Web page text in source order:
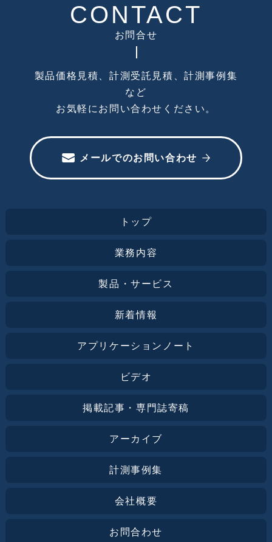
CONTACT
お問合せ
製品価格見積、計測受託見積、計測事例集
など
お気軽にお問い合わせください。
メールでのお問い合わせ
トップ
業務内容
製品・サービス
新着情報
アプリケーションノート
ビデオ
掲載記事・専門誌寄稿
アーカイブ
計測事例集
会社概要
お問合わせ